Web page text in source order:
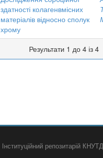
здатності колагенвмісних
матеріалів відносно сполук
хрому
Результати 1 до 4 із 4
Інституційний репозитарій